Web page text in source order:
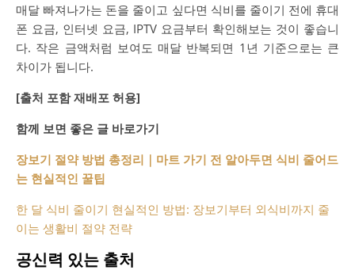
매달 빠져나가는 돈을 줄이고 싶다면 식비를 줄이기 전에 휴대
폰 요금, 인터넷 요금, IPTV 요금부터 확인해보는 것이 좋습니
다. 작은 금액처럼 보여도 매달 반복되면 1년 기준으로는 큰
차이가 됩니다.
[출처 포함 재배포 허용]
함께 보면 좋은 글 바로가기
장보기 절약 방법 총정리｜마트 가기 전 알아두면 식비 줄어드
는 현실적인 꿀팁
한 달 식비 줄이기 현실적인 방법: 장보기부터 외식비까지 줄
이는 생활비 절약 전략
공신력 있는 출처